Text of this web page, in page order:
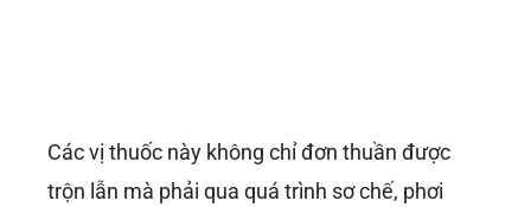
Các vị thuốc này không chỉ đơn thuần được
trộn lẫn mà phải qua quá trình sơ chế, phơi